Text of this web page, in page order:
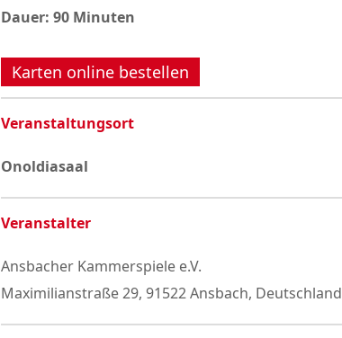
Dauer: 90 Minuten
Karten online bestellen
Veranstaltungsort
Onoldiasaal
Veranstalter
Ansbacher Kammerspiele e.V.
Maximilianstraße 29, 91522 Ansbach, Deutschland